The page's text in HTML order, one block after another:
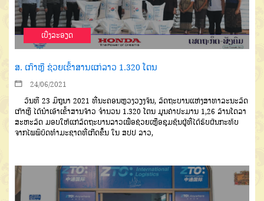
ເບີ່ງລະອຽດ
ສ. ເກົາຫຼີ ຊ່ວຍເຂົ້າສານແກ່ລາວ 1.320 ໂຕນ
24/06/2021
ວັນທີ 23 ມິຖຸນາ 2021 ທີ່ນະຄອນຫຼວງວຽງຈັນ, ລັດຖະບານແຫ່ງສາທາລະນະລັດ
ເກົາຫຼີ ໄດ້ນຳເອົາເຂົ້າສານຈ້າວ ຈຳນວນ 1.320 ໂຕນ ມູນຄ່າປະມານ 1,26 ລ້ານໂດລາ
ສະຫະລັດ ມອບໃຫ້ແກ່ລັດຖະບານລາວເພື່ອຊ່ວຍເຫຼືອຊຸມຊົນຜູ້ທີ່ໄດ້ຮັບຜົນກະທົບ
ຈາກໄພພິບັດທໍາມະຊາດທີ່ເກີດຂຶ້ນ ໃນ ສປປ ລາວ,